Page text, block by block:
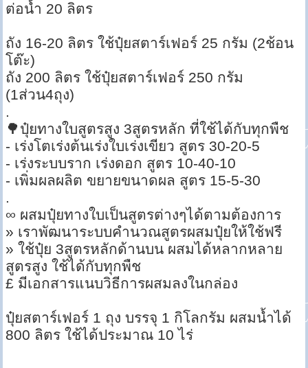
ต่อน้ำ 20 ลิตร
ถัง 16-20 ลิตร ใช้ปุ๋ยสตาร์เฟอร์ 25 กรัม (2ช้อน
โต๊ะ)
ถัง 200 ลิตร ใช้ปุ๋ยสตาร์เฟอร์ 250 กรัม
(1ส่วน4ถุง)
.
🌳ปุ๋ยทางใบสูตรสูง 3สูตรหลัก ที่ใช้ได้กับทุกพืช
- เร่งโตเร่งต้นเร่งใบเร่งเขียว สูตร 30-20-5
- เร่งระบบราก เร่งดอก สูตร 10-40-10
- เพิ่มผลผลิต ขยายขนาดผล สูตร 15-5-30
.
∞ ผสมปุ๋ยทางใบเป็นสูตรต่างๆได้ตามต้องการ
» เราพัฒนาระบบคำนวณสูตรผสมปุ๋ยให้ใช้ฟรี
» ใช้ปุ๋ย 3สูตรหลักด้านบน ผสมได้หลากหลาย
สูตรสูง ใช้ได้กับทุกพืช
£ มีเอกสารแนบวิธีการผสมลงในกล่อง
ปุ๋ยสตาร์เฟอร์ 1 ถุง บรรจุ 1 กิโลกรัม ผสมน้ำได้
800 ลิตร ใช้ได้ประมาณ 10 ไร่